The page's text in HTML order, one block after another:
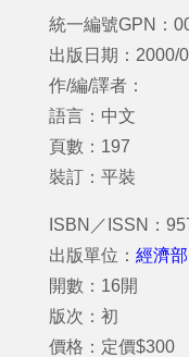
統一編號GPN：
出版日期：2000/
作/編/譯者：
語言：中文
頁數：197
裝訂：平裝
ISBN／ISSN：
出版單位： 經濟部
開數：16開
版次：初
價格：定價$300